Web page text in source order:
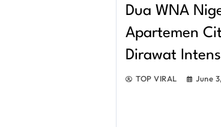
Dua WNA
Apartemen
Dirawat
TOP VIRAL June